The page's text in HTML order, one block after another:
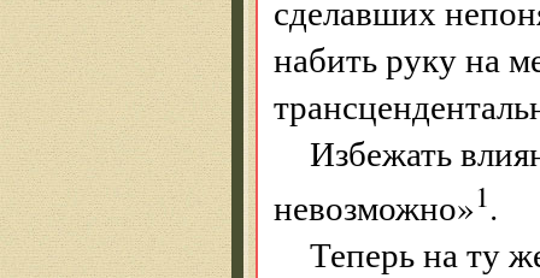
сделавших
набить руку на
Избежать
невозможно»1.
Теперь на ту